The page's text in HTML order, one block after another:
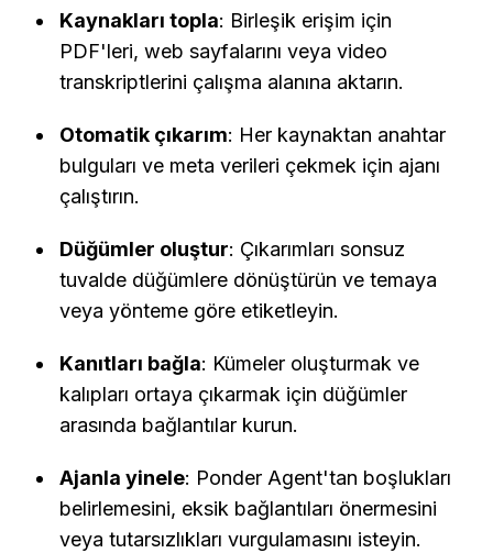
Kaynakları topla: Birleşik erişim için
PDF'leri, web sayfalarını veya video
transkriptlerini çalışma alanına aktarın.
Otomatik çıkarım: Her kaynaktan anahtar
bulguları ve meta verileri çekmek için ajanı
çalıştırın.
Düğümler oluştur: Çıkarımları sonsuz
tuvalde düğümlere dönüştürün ve temaya
veya yönteme göre etiketleyin.
Kanıtları bağla: Kümeler oluşturmak ve
kalıpları ortaya çıkarmak için düğümler
arasında bağlantılar kurun.
Ajanla yinele: Ponder Agent'tan boşlukları
belirlemesini, eksik bağlantıları önermesini
veya tutarsızlıkları vurgulamasını isteyin.